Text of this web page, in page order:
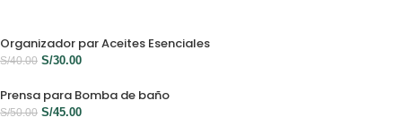
Organizador par Aceites Esenciales
S/40.00 S/30.00
Prensa para Bomba de baño
S/50.00 S/45.00